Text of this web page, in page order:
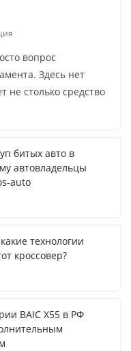
вопрос
Здесь нет
не столько средство
битых авто в
автовладельцы
auto
технологии
кроссовер?
BAIC X55 в РФ